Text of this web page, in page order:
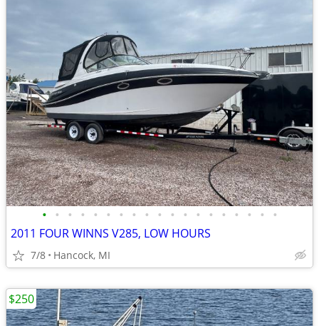
• • • • • • • • • • • • • • • • • • •
2011 FOUR WINNS V285, LOW HOURS
7/8 Hancock, MI
$250